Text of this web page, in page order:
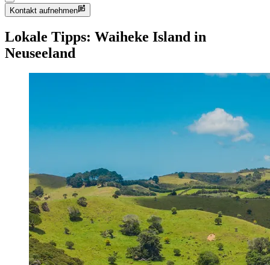
Kontakt aufnehmen
Lokale Tipps: Waiheke Island in
Neuseeland